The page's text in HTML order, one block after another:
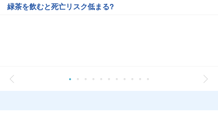
緑茶を飲むと死亡リスク低まる?